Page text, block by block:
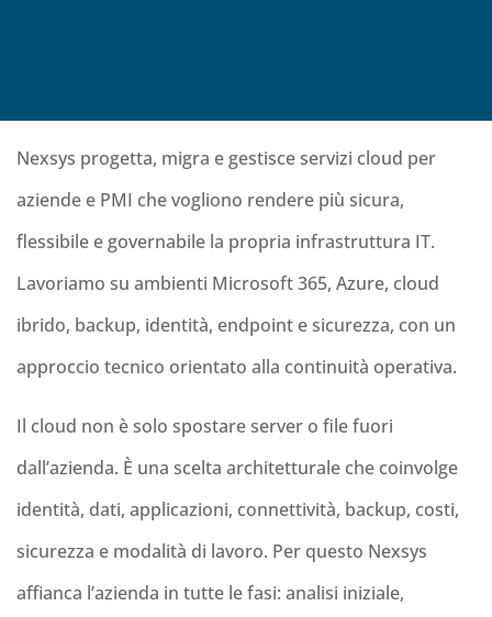
Nexsys progetta, migra e gestisce servizi cloud per
aziende e PMI che vogliono rendere più sicura,
flessibile e governabile la propria infrastruttura IT.
Lavoriamo su ambienti Microsoft 365, Azure, cloud
ibrido, backup, identità, endpoint e sicurezza, con un
approccio tecnico orientato alla continuità operativa.
Il cloud non è solo spostare server o file fuori
dall’azienda. È una scelta architetturale che coinvolge
identità, dati, applicazioni, connettività, backup, costi,
sicurezza e modalità di lavoro. Per questo Nexsys
affianca l’azienda in tutte le fasi: analisi iniziale,